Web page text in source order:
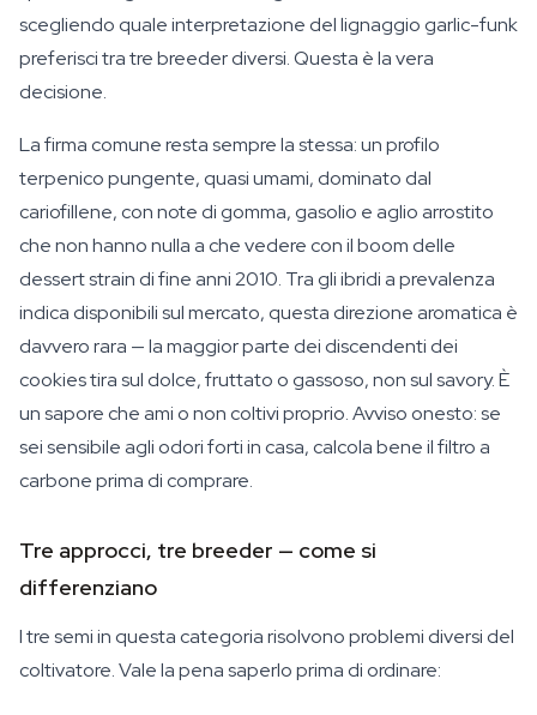
scegliendo quale interpretazione del lignaggio garlic-funk
preferisci tra tre breeder diversi. Questa è la vera
decisione.
La firma comune resta sempre la stessa: un profilo
terpenico pungente, quasi umami, dominato dal
cariofillene, con note di gomma, gasolio e aglio arrostito
che non hanno nulla a che vedere con il boom delle
dessert strain di fine anni 2010. Tra gli ibridi a prevalenza
indica disponibili sul mercato, questa direzione aromatica è
davvero rara — la maggior parte dei discendenti dei
cookies tira sul dolce, fruttato o gassoso, non sul savory. È
un sapore che ami o non coltivi proprio. Avviso onesto: se
sei sensibile agli odori forti in casa, calcola bene il filtro a
carbone prima di comprare.
Tre approcci, tre breeder — come si
differenziano
I tre semi in questa categoria risolvono problemi diversi del
coltivatore. Vale la pena saperlo prima di ordinare: